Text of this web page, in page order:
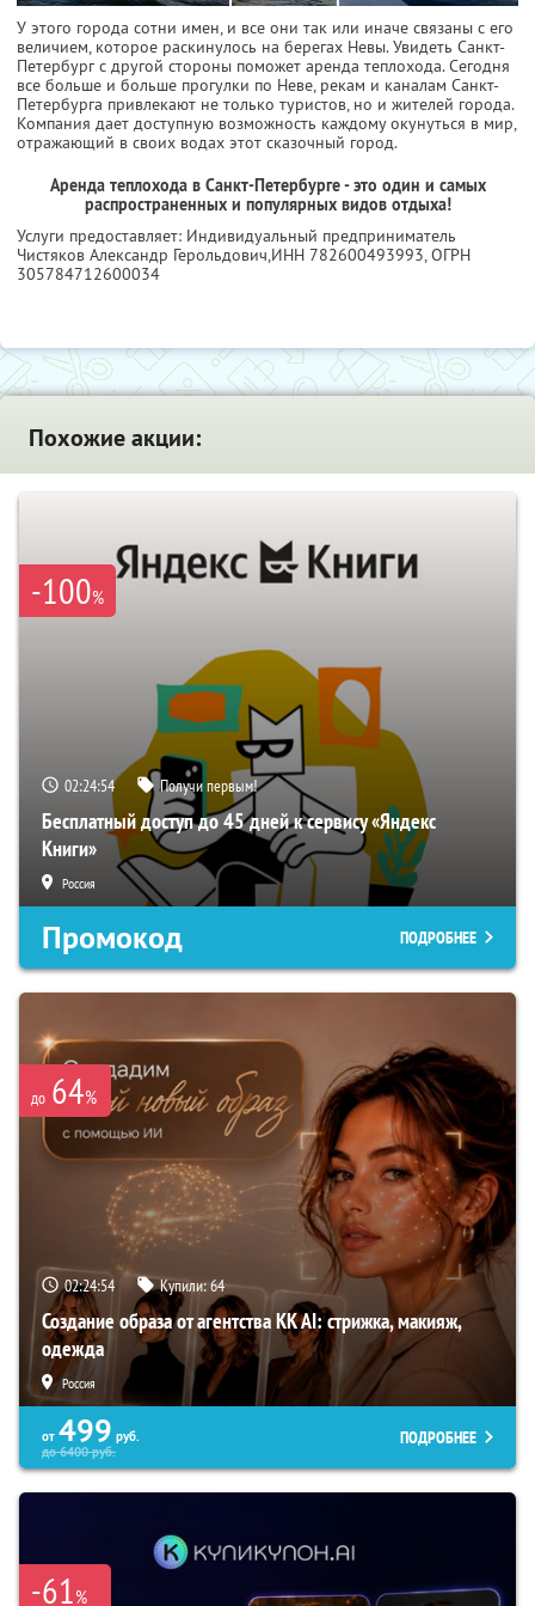
У этого города сотни имен, и все они так или иначе связаны с его
величием, которое раскинулось на берегах Невы. Увидеть Санкт-
Петербург с другой стороны поможет аренда теплохода. Сегодня
все больше и больше прогулки по Неве, рекам и каналам Санкт-
Петербурга привлекают не только туристов, но и жителей города.
Компания дает доступную возможность каждому окунуться в мир,
отражающий в своих водах этот сказочный город.
Аренда теплохода в Санкт-Петербурге - это один и самых
распространенных и популярных видов отдыха!
Услуги предоставляет: Индивидуальный предприниматель
Чистяков Александр Герольдович, ИНН 782600493993 , ОГРН
305784712600034
Похожие акции:
-100%
02:24:53 Получи первым!
Бесплатный доступ до 45 дней к сервису «Яндекс
Книги»
Россия
Промокод ПОДРОБНЕЕ
до 64%
02:24:53 Купили:64
Создание образа от агентства KK AI: стрижка, макияж,
одежда
Россия
от 499 руб.
до6400руб.
ПОДРОБНЕЕ
-61%